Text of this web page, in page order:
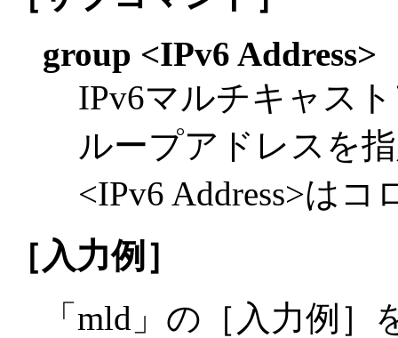
group <IPv6 Address>
IPv6マルチキャス
ループアドレスを
<IPv6 Address>は
［入力例］
「mld」の［入力例